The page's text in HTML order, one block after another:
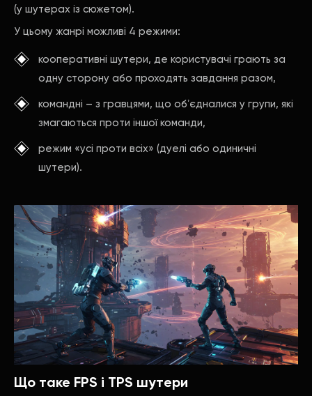
(у шутерах із сюжетом).
У цьому жанрі можливі 4 режими:
кооперативні шутери, де користувачі грають за
одну сторону або проходять завдання разом,
командні – з гравцями, що обʼєдналися у групи, які
змагаються проти іншої команди,
режим «усі проти всіх» (дуелі або одиничні
шутери).
Що таке FPS і TPS шутери